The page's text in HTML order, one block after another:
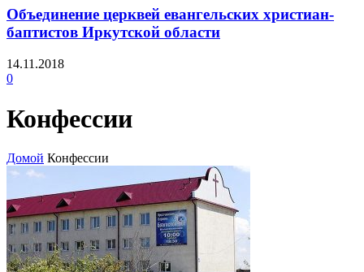
Объединение церквей евангельских христиан-
баптистов Иркутской области
14.11.2018
0
Конфессии
Домой Конфессии